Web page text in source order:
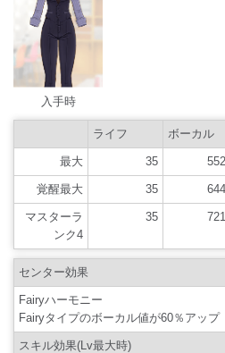
入手時
ライフ ボーカル
最大 35
覚醒最大 35
マスターラ
ンク4
35
センター効果
Fairyハーモニー
Fairyタイプのボーカル値が60％アップ
スキル効果(Lv最大時)